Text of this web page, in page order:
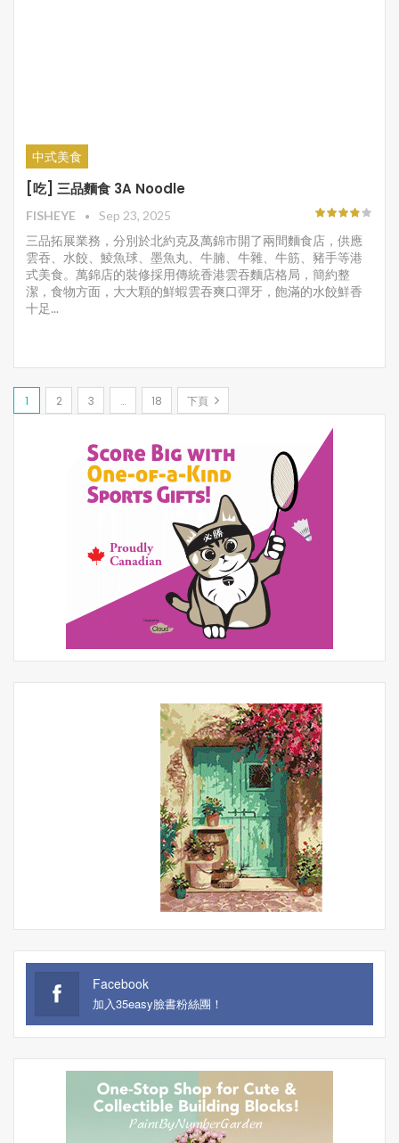
中式美食
[吃] 三品麵食 3A Noodle
FISHEYE
Sep 23, 2025
三品拓展業務，分別於北約克及萬錦市開了兩間麵食店，供應
雲吞、水餃、鯪魚球、墨魚丸、牛腩、牛雜、牛筋、豬手等港
式美食。萬錦店的裝修採用傳統香港雲吞麵店格局，簡約整
潔，食物方面，大大顆的鮮蝦雲吞爽口彈牙，飽滿的水餃鮮香
十足...
1 2 3 … 18 下頁
Facebook
加入35easy臉書粉絲團！